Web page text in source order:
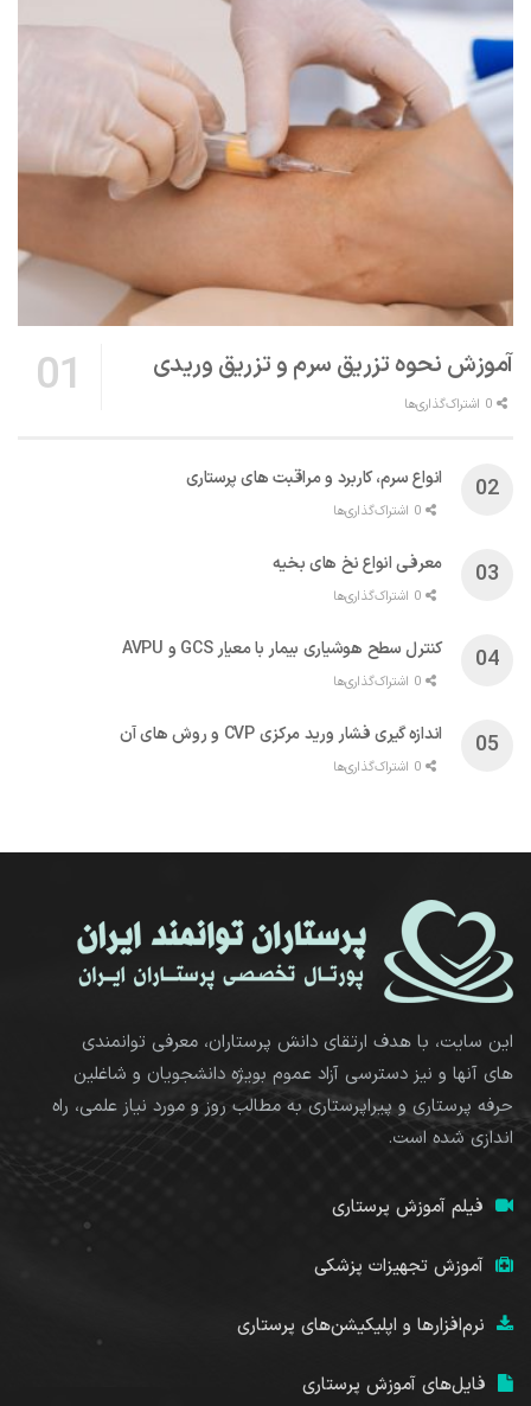
آموزش نحوه تزریق سرم و تزریق وریدی
انواع سرم، کاربرد و مراقبت‌ های پرستاری
معرفی انواع نخ های بخیه
کنترل سطح هوشیاری بیمار با معیار GCS و AVPU
اندازه گیری فشار ورید مرکزی CVP و روش های آن
این سایت، با هدف ارتقای دانش پرستاران، معرفی توانمندی
های آنها و نیز دسترسی آزاد عموم بویژه دانشجویان و شاغلین
حرفه پرستاری و پیراپرستاری به مطالب روز و مورد نیاز علمی، راه
اندازی شده است.
فیلم آموزش پرستاری
آموزش تجهیزات پزشکی
نرم‌افزارها و اپلیکیشن‌های پرستاری
فایل‌های آموزش پرستاری